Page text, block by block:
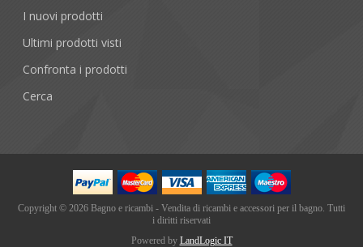
I nuovi prodotti
Ultimi prodotti visti
Confronta i prodotti
Cerca
Copyright © 2026 Bagno e ricambi - Vendita di ricambi e accessori per il bagno. Tutti
i diritti riservati
Powered by LandLogic IT